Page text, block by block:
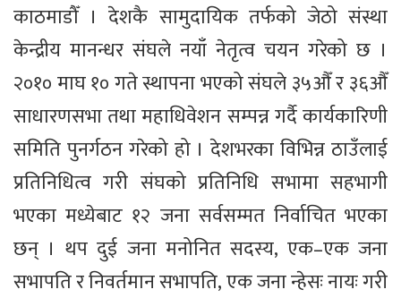
काठमाडौँ । देशकै सामुदायिक तर्फको जेठो संस्था
केन्द्रीय मानन्धर संघले नयाँ नेतृत्व चयन गरेको छ ।
२०१० माघ १० गते स्थापना भएको संघले ३५औँ र ३६औँ
साधारणसभा तथा महाधिवेशन सम्पन्न गर्दै कार्यकारिणी
समिति पुनर्गठन गरेको हो । देशभरका विभिन्न ठाउँलाई
प्रतिनिधित्व गरी संघको प्रतिनिधि सभामा सहभागी
भएका मध्येबाट १२ जना सर्वसम्मत निर्वाचित भएका
छन् । थप दुई जना मनोनित सदस्य, एक–एक जना
सभापति र निवर्तमान सभापति, एक जना न्हेसः नायः गरी